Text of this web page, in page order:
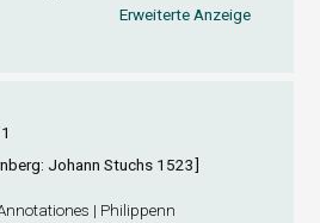
Erweiterte Anzeige
Johann Stuchs 1523]
| Philippenn